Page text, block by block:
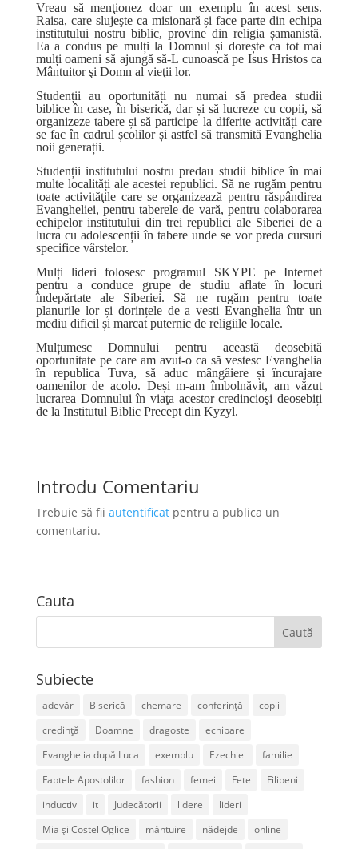
Vreau să menţionez doar un exemplu în acest sens.
Raisa, care slujeşte ca misionară și face parte din echipa
institutului nostru biblic, provine din religia șamanistă.
Ea a condus pe mulți la Domnul și dorește ca tot mai
mulți oameni să ajungă să-L cunoască pe Isus Hristos ca
Mântuitor şi Domn al vieţii lor.
Studenții au oportunități nu numai să predea studii
biblice în case, în biserică, dar și să lucreze cu copii, să
organizeze tabere și să participe la diferite activități care
se fac în cadrul școlilor și astfel să transmită Evanghelia
noii generații.
Studenții institutului nostru predau studii biblice în mai
multe localități ale acestei republici. Să ne rugăm pentru
toate activităţile care se organizează pentru răspândirea
Evangheliei, pentru taberele de vară, pentru colaborarea
echipelor institutului din trei republici ale Siberiei de a
lucra cu adolescenții în tabere unde se vor preda cursuri
specifice vârstelor.
Mulți lideri folosesc programul SKYPE pe Internet
pentru a conduce grupe de studiu aflate în locuri
îndepărtate ale Siberiei. Să ne rugăm pentru toate
planurile lor și dorințele de a vesti Evanghelia într un
mediu dificil și marcat puternic de religiile locale.
Mulțumesc Domnului pentru această deosebită
oportunitate pe care am avut-o ca să vestesc Evanghelia
în republica Tuva, să aduc mângâiere și încurajare
oamenilor de acolo. Deși m-am îmbolnăvit, am văzut
lucrarea Domnului în viaţa acestor credincioşi deosebiți
de la Institutul Biblic Precept din Kyzyl.
Introdu Comentariu
Trebuie să fii autentificatpentru a publica un
comentariu.
Cauta
Subiecte
adevăr Biserică chemare conferință
copii
credință
Doamne dragoste
echipare
Evanghelia după Luca
exemplu Ezechiel
familie
Faptele Apostolilor
fashion femei Fete
Filipeni
inductiv
it Judecătorii lidere
lideri
Mia și Costel Oglice
mântuire nădejde
online